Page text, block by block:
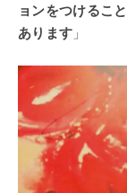
ョンをつけるこ
あります 」